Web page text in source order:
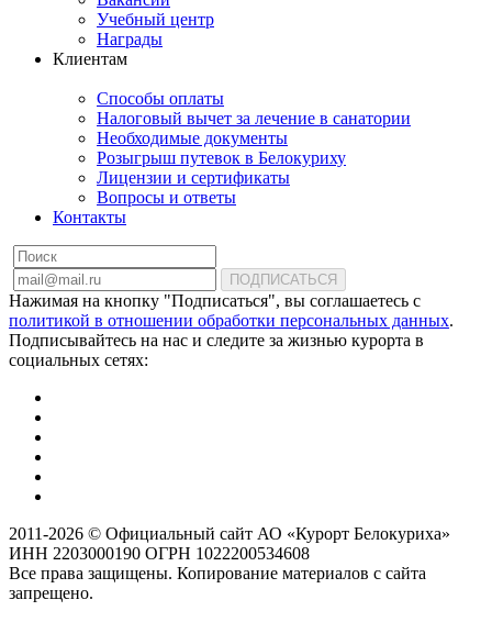
Учебный центр
Награды
Клиентам
Способы оплаты
Налоговый вычет за лечение в санатории
Необходимые документы
Розыгрыш путевок в Белокуриху
Лицензии и сертификаты
Вопросы и ответы
Контакты
ПОДПИСАТЬСЯ
Нажимая на кнопку "Подписаться", вы соглашаетесь с
политикой в отношении обработки персональных данных.
Подписывайтесь на нас и следите за жизнью курорта в
социальных сетях:
2011-2026 © Официальный сайт АО «Курорт Белокуриха»
ИНН 2203000190 ОГРН 1022200534608
Все права защищены. Копирование материалов с сайта
запрещено.